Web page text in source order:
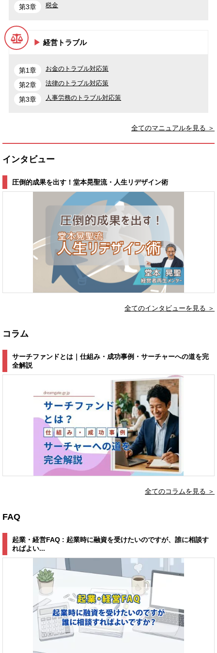
第3章 税金
経営トラブル
第1章 お金のトラブル対応策
第2章 法律のトラブル対応策
第3章 人事労務のトラブル対応策
全てのマニュアルを見る ＞
インタビュー
圧倒的成果を出す！堂本晃聖流・人生リデザイン術
全てのインタビューを見る ＞
コラム
サーチファンドとは｜仕組み・成功事例・サーチャーへの道を完
全解説
全てのコラムを見る ＞
FAQ
起業・経営FAQ : 起業時に融資を受けたいのですが、誰に相談す
ればよい...